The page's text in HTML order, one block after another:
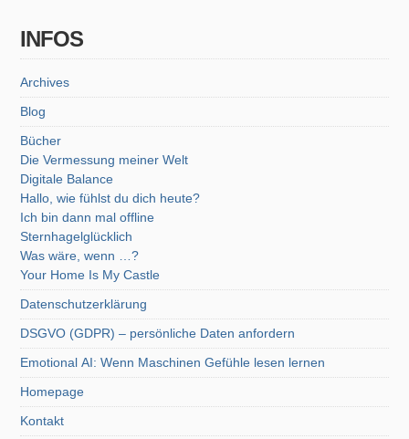
INFOS
Archives
Blog
Bücher
Die Vermessung meiner Welt
Digitale Balance
Hallo, wie fühlst du dich heute?
Ich bin dann mal offline
Sternhagelglücklich
Was wäre, wenn …?
Your Home Is My Castle
Datenschutzerklärung
DSGVO (GDPR) – persönliche Daten anfordern
Emotional AI: Wenn Maschinen Gefühle lesen lernen
Homepage
Kontakt